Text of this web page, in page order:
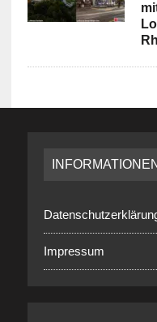
INFORMATIONEN
Impressum